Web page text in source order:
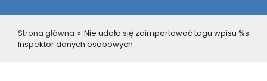
Strona główna » Nie udało się zaimportować tagu wpisu %s
Inspektor danych osobowych